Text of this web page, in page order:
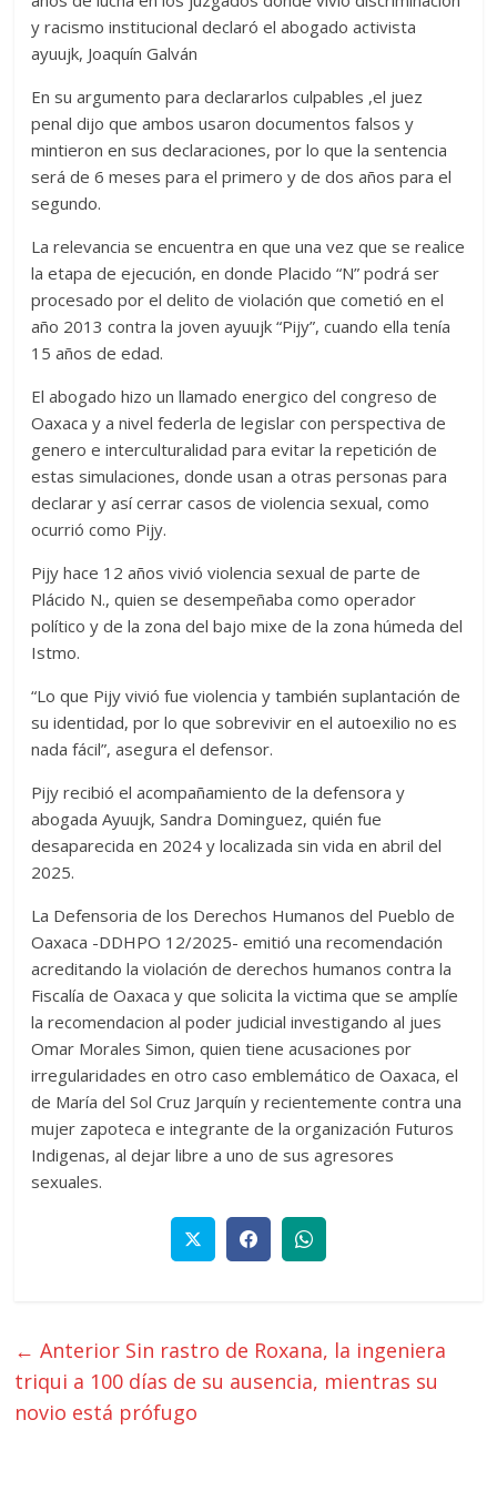
y racismo institucional declaró el abogado activista
ayuujk, Joaquín Galván
En su argumento para declararlos culpables ,el juez
penal dijo que ambos usaron documentos falsos y
mintieron en sus declaraciones, por lo que la sentencia
será de 6 meses para el primero y de dos años para el
segundo.
La relevancia se encuentra en que una vez que se realice
la etapa de ejecución, en donde Placido “N” podrá ser
procesado por el delito de violación que cometió en el
año 2013 contra la joven ayuujk “Pijy”, cuando ella tenía
15 años de edad.
El abogado hizo un llamado energico del congreso de
Oaxaca y a nivel federla de legislar con perspectiva de
genero e interculturalidad para evitar la repetición de
estas simulaciones, donde usan a otras personas para
declarar y así cerrar casos de violencia sexual, como
ocurrió como Pijy.
Pijy hace 12 años vivió violencia sexual de parte de
Plácido N., quien se desempeñaba como operador
político y de la zona del bajo mixe de la zona húmeda del
Istmo.
“Lo que Pijy vivió fue violencia y también suplantación de
su identidad, por lo que sobrevivir en el autoexilio no es
nada fácil”, asegura el defensor.
Pijy recibió el acompañamiento de la defensora y
abogada Ayuujk, Sandra Dominguez, quién fue
desaparecida en 2024 y localizada sin vida en abril del
2025.
La Defensoria de los Derechos Humanos del Pueblo de
Oaxaca -DDHPO 12/2025- emitió una recomendación
acreditando la violación de derechos humanos contra la
Fiscalía de Oaxaca y que solicita la victima que se amplíe
la recomendacion al poder judicial investigando al jues
Omar Morales Simon, quien tiene acusaciones por
irregularidades en otro caso emblemático de Oaxaca, el
de María del Sol Cruz Jarquín y recientemente contra una
mujer zapoteca e integrante de la organización Futuros
Indigenas, al dejar libre a uno de sus agresores
sexuales.
← Anterior Sin rastro de Roxana, la ingeniera
triqui a 100 días de su ausencia, mientras su
novio está prófugo